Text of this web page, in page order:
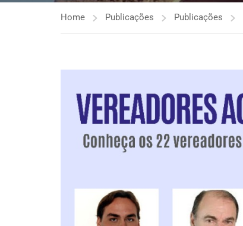
Home Publicações Publicações